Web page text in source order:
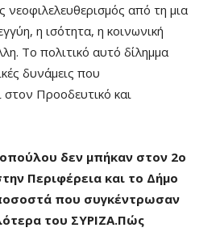
από τη μια
η ισότητα, η κοινωνική
Το πολιτικό αυτό δίλημμα
δυνάμεις που
Προοδευτικό και
δεν μπήκαν στον 2ο
Περιφέρεια και το Δήμο
που συγκέντρωσαν
του ΣΥΡΙΖΑ.Πώς